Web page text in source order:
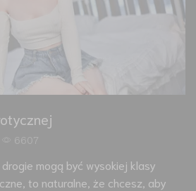
6607
mogą być wysokiej klasy
to naturalne, że chcesz, aby